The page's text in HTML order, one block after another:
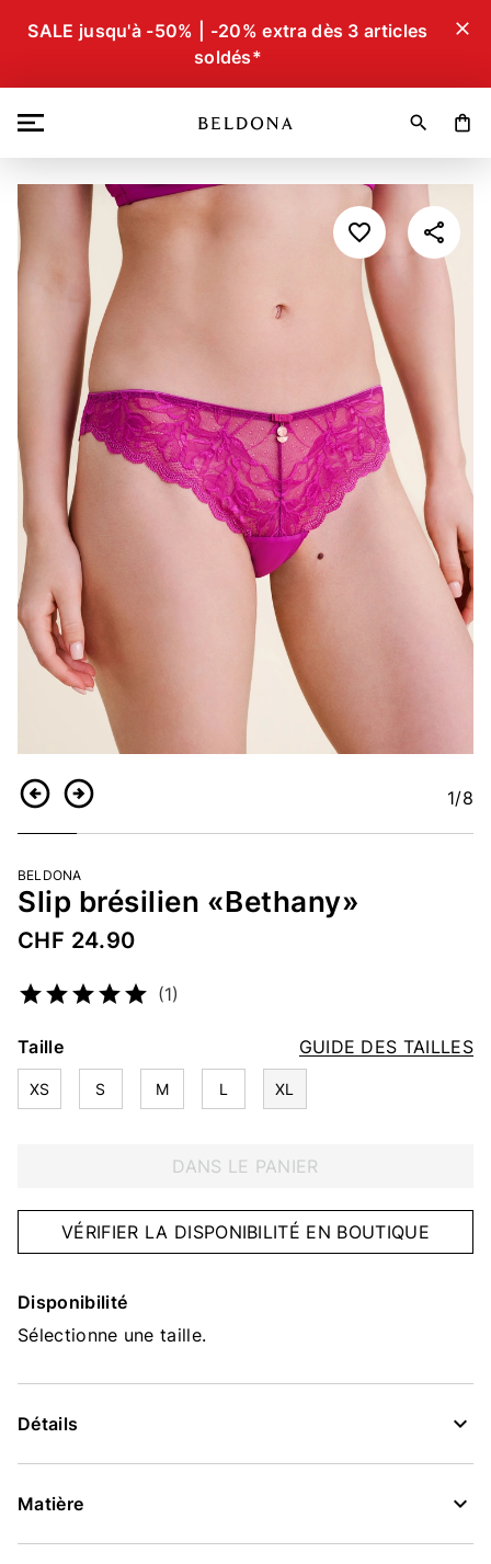
SALE jusqu'à -50% | -20% extra dès 3 articles
soldés*
close
search shopping_bag
RetourContinuer 1/8
BELDONA
Slip brésilien «Bethany»
CHF 24.90
(1)
GUIDE DES TAILLES
Taille
XS S M L XL
DANS LE PANIER
VÉRIFIER LA DISPONIBILITÉ EN BOUTIQUE
Disponibilité
Sélectionne une taille.
Détails
Matière